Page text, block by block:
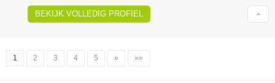
BEKIJK VOLLEDIG PROFIEL
1 2 3 4 5 » »»